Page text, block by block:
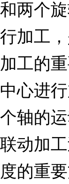
和两个
行加工
加工的
中心进
个轴的
联动加
度的重